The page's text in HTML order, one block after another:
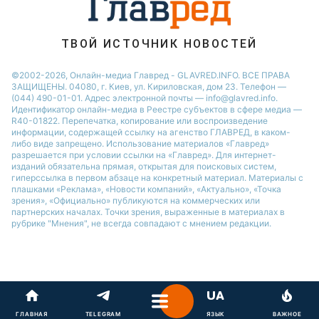
Новости Запорожья
Новости Тернополя
Новости Одессы
ТВОЙ ИСТОЧНИК НОВОСТЕЙ
©2002-2026, Онлайн-медиа Главред - GLAVRED.INFO. ВСЕ ПРАВА
ЗАЩИЩЕНЫ. 04080, г. Киев, ул. Кириловская, дом 23. Телефон —
(044) 490-01-01. Адрес электронной почты — info@glavred.info.
Идентификатор онлайн-медиа в Реестре cубъектов в сфере медиа —
R40-01822. Перепечатка, копирование или воспроизведение
информации, содержащей ссылку на агенство ГЛАВРЕД, в каком-
либо виде запрещено. Использование материалов «Главред»
разрешается при условии ссылки на «Главред». Для интернет-
изданий обязательна прямая, открытая для поисковых систем,
гиперссылка в первом абзаце на конкретный материал. Материалы с
плашками «Реклама», «Новости компаний», «Актуально», «Точка
зрения», «Официально» публикуются на коммерческих или
партнерских началах. Точки зрения, выраженные в материалах в
рубрике "Мнения", не всегда совпадают с мнением редакции.
ГЛАВНАЯ TELEGRAM ЯЗЫК ВАЖНОЕ